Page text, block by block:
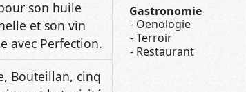
Bouteillan, cinq
la typicité
d’Estoublon.
Couture, sont